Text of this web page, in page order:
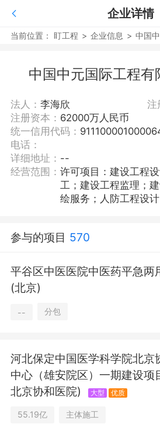
企业详情
当前位置： 盯工程 > 企业信息 > 中国
中国中元国际工程有
法人： 李海欣 注
注册资本： 62000万人民币
统一信用代码：
电话：
详细地址： --
经营范围： 许可项目：建设工程
工；建设工程监理；
绘服务；人防工程设
门批准后方可开展经
准）一般项目：工程
程管理服务；对外承
技术转让、技术推广
环保咨询服务；土壤污
发布；第二类医疗器
销售；环境保护专用
用设备销售；石油钻采
石油制品销售（不含
议及展览服务。（除
参与的项目 570
平谷区中医医院中医药平急两
(北京)
-- 分包
河北保定中国医学科学院北京
中心（雄安院区）一期建设项
北京协和医院)
大型 优质
55.19亿 主体施工